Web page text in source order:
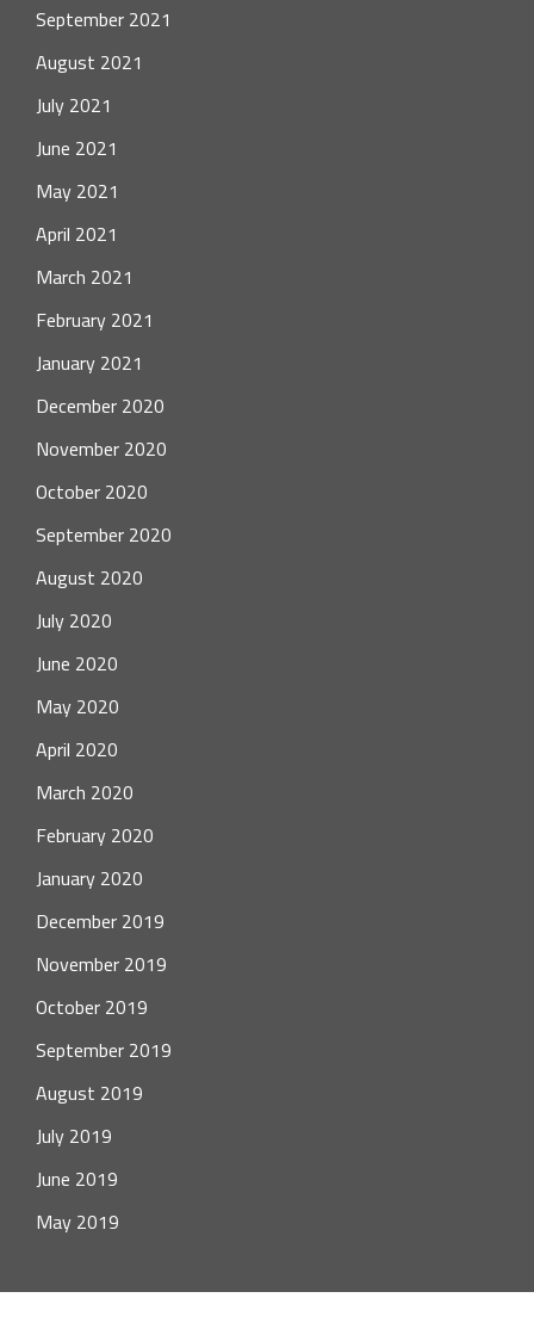
September 2021
August 2021
July 2021
June 2021
May 2021
April 2021
March 2021
February 2021
January 2021
December 2020
November 2020
October 2020
September 2020
August 2020
July 2020
June 2020
May 2020
April 2020
March 2020
February 2020
January 2020
December 2019
November 2019
October 2019
September 2019
August 2019
July 2019
June 2019
May 2019